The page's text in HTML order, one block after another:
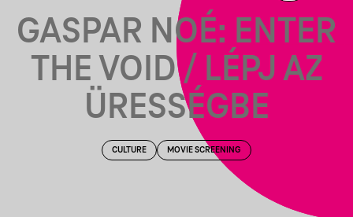
GASPAR NOÉ: ENTER
THE VOID / LÉPJ AZ
ÜRESSÉGBE
CULTURE MOVIE SCREENING